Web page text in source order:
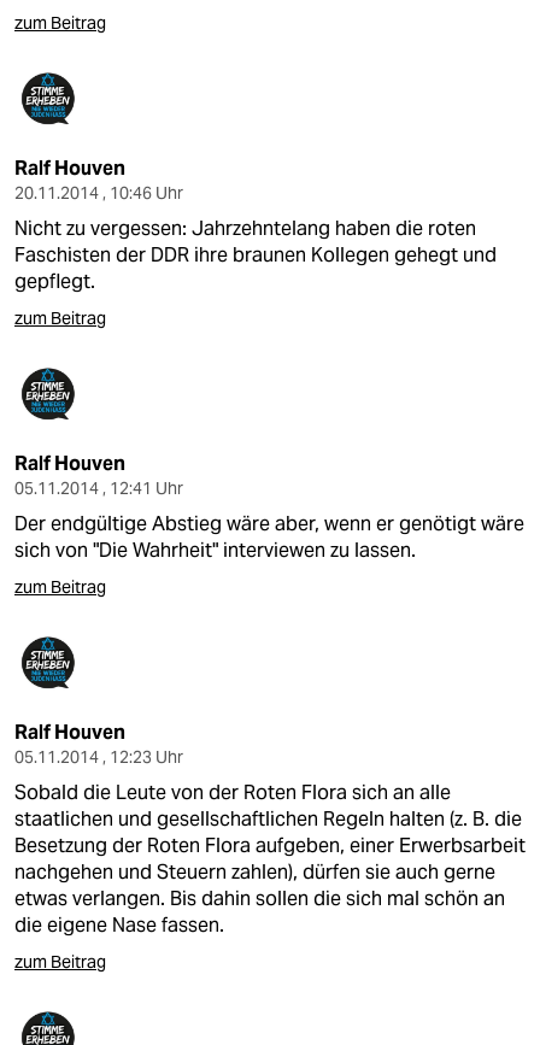
zum Beitrag
Ralf Houven
20.11.2014 , 10:46 Uhr
Nicht zu vergessen: Jahrzehntelang haben die roten
Faschisten der DDR ihre braunen Kollegen gehegt und
gepflegt.
zum Beitrag
Ralf Houven
05.11.2014 , 12:41 Uhr
Der endgültige Abstieg wäre aber, wenn er genötigt wäre
sich von "Die Wahrheit" interviewen zu lassen.
zum Beitrag
Ralf Houven
05.11.2014 , 12:23 Uhr
Sobald die Leute von der Roten Flora sich an alle
staatlichen und gesellschaftlichen Regeln halten (z. B. die
Besetzung der Roten Flora aufgeben, einer Erwerbsarbeit
nachgehen und Steuern zahlen), dürfen sie auch gerne
etwas verlangen. Bis dahin sollen die sich mal schön an
die eigene Nase fassen.
zum Beitrag